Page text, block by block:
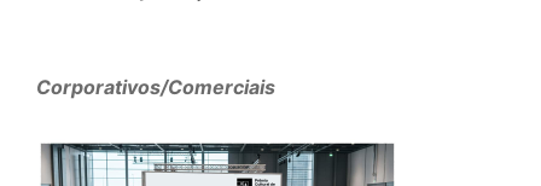
Corporativos/Comerciais